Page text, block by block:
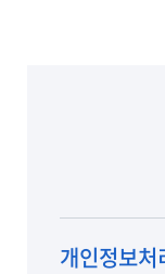
개인정보처